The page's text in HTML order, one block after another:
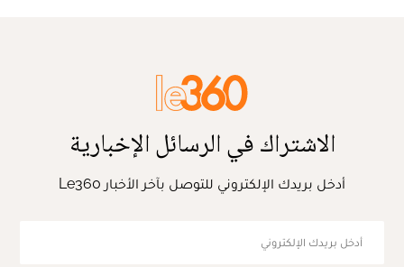
الاشتراك في الرسائل الإخبارية
أدخل بريدك الإلكتروني للتوصل بآخر الأخبار Le360